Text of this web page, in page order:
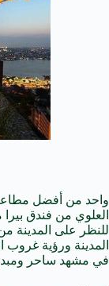
واحد من أفضل
العلوي من فندق
للنظر على المدينة
المدينة ورؤية
في مشهد ساحر ومبدع